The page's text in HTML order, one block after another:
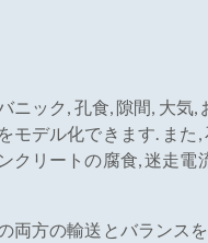
ック, 孔食, 隙間, 大気,
モデル化できます. また,
クリートの腐食, 迷走電
両方の輸送とバランス